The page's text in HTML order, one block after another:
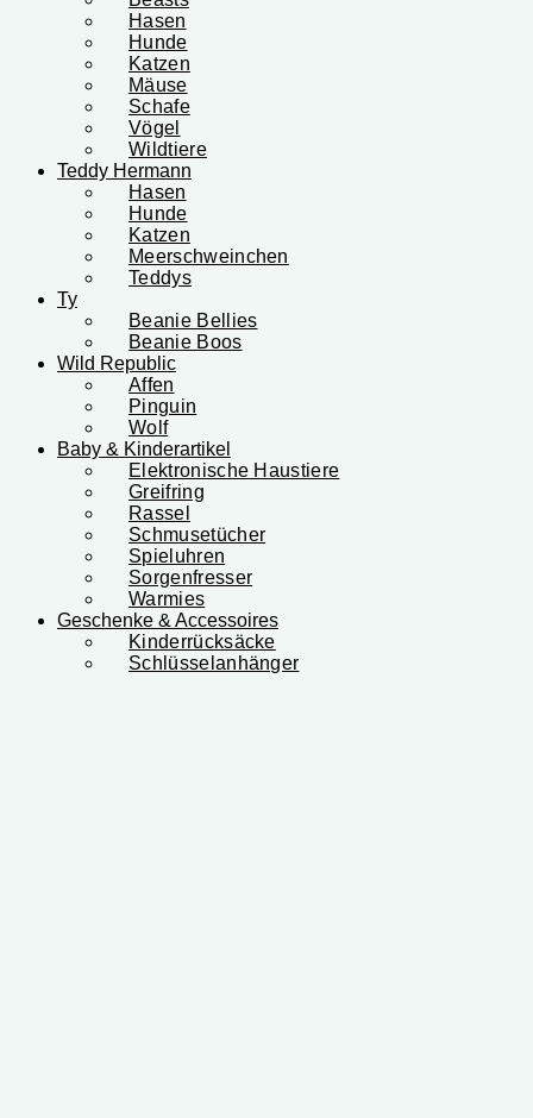
Hasen
Hunde
Katzen
Mäuse
Schafe
Vögel
Wildtiere
Teddy Hermann
Hasen
Hunde
Katzen
Meerschweinchen
Teddys
Ty
Beanie Bellies
Beanie Boos
Wild Republic
Affen
Pinguin
Wolf
Baby & Kinderartikel
Elektronische Haustiere
Greifring
Rassel
Schmusetücher
Spieluhren
Sorgenfresser
Warmies
Geschenke & Accessoires
Kinderrücksäcke
Schlüsselanhänger